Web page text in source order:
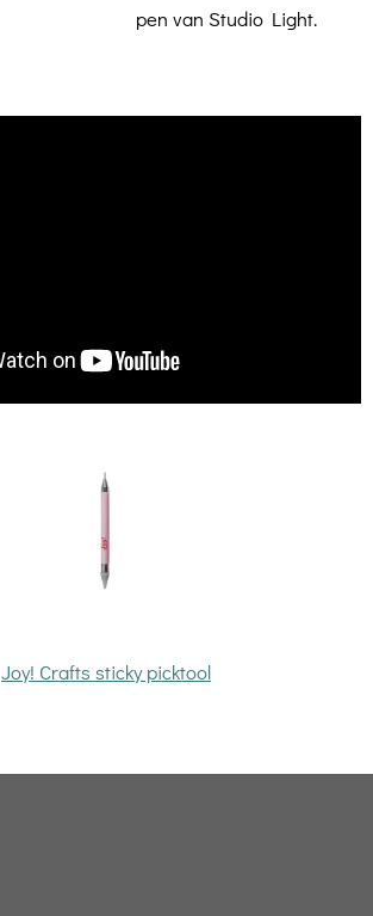
pen van Studio Light.
Joy! Crafts sticky picktool